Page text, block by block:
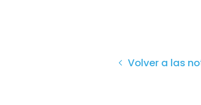
Volver a las